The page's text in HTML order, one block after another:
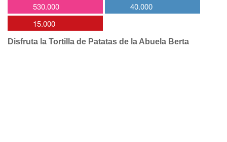
530.000
40.000
15.000
Disfruta la Tortilla de Patatas de la Abuela Berta